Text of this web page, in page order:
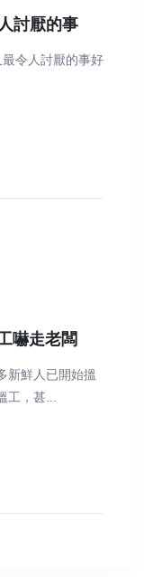
討厭的事
令人討厭的事好
嚇走老闆
新鮮人已開始搵
，甚...